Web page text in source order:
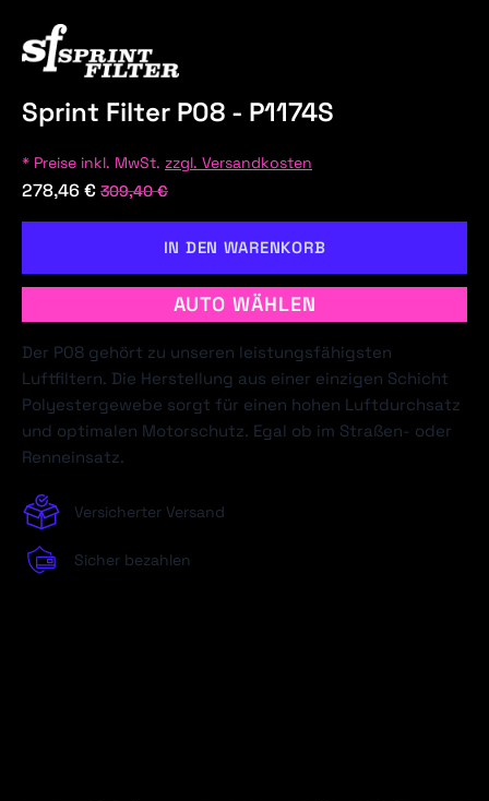
Sprint Filter P08 - P1174S
* Preise inkl. MwSt. zzgl. Versandkosten
278,46 € 309,40 €
IN DEN WARENKORB
AUTO WÄHLEN
Der P08 gehört zu unseren leistungsfähigsten
Luftfiltern. Die Herstellung aus einer einzigen Schicht
Polyestergewebe sorgt für einen hohen Luftdurchsatz
und optimalen Motorschutz. Egal ob im Straßen- oder
Renneinsatz.
Versicherter Versand
Sicher bezahlen